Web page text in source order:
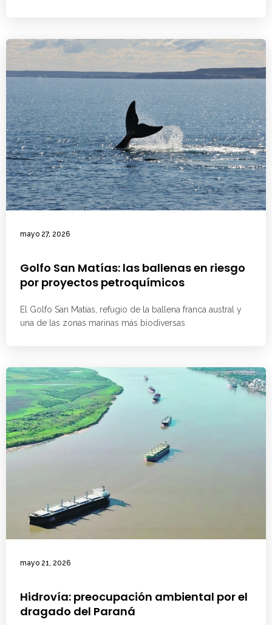
mayo 27, 2026
Golfo San Matías: las ballenas en riesgo
por proyectos petroquímicos
El Golfo San Matías, refugio de la ballena franca austral y
una de las zonas marinas más biodiversas
mayo 21, 2026
Hidrovía: preocupación ambiental por el
dragado del Paraná